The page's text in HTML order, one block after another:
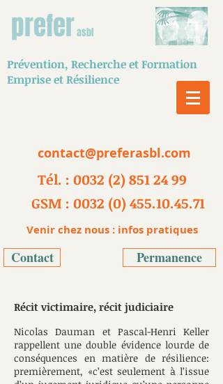
preferasbl
Prévention, Rechercheet Formation
Emprise et Résilience
contact@preferasbl.com
Tél. : 0032 (2) 851 24 99
GSM : 0032 (0) 455.10.45.71
Venir chez nous : infos pratiques
Contact Permanence
Récit victimaire, récit judiciaire
Nicolas Dauman et Pascal-Henri Keller
rappellent une double évidence lourde de
conséquences en matière de résilience:
premièrement, «c’est seulement à l’issue